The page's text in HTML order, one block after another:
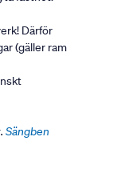
Därför
(gäller ram
Sängben